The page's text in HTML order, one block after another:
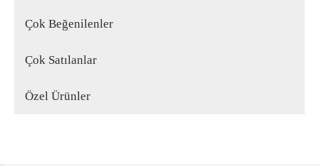
Çok Beğenilenler
Çok Satılanlar
Özel Ürünler